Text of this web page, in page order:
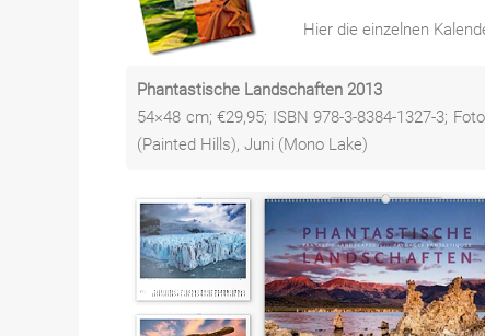
Hier die einzelnen
Phantastische Landschaften 2013
54×48 cm; €29,95; ISBN 978-3-8384-1327-3;
(Painted Hills), Juni (Mono Lake)